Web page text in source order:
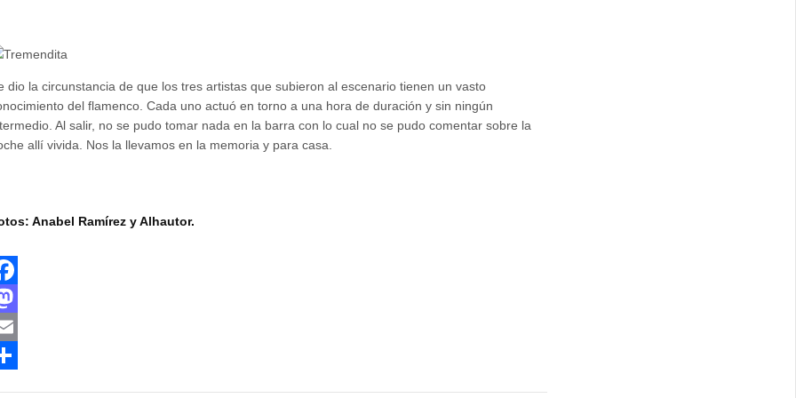
dio la circunstancia de que los tres artistas que subieron al escenario tienen un vasto
del flamenco. Cada uno actuó en torno a una hora de duración y sin ningún
Al salir, no se pudo tomar nada en la barra con lo cual no se pudo comentar sobre la
allí vivida. Nos la llevamos en la memoria y para casa.
Anabel Ramírez y Alhautor.